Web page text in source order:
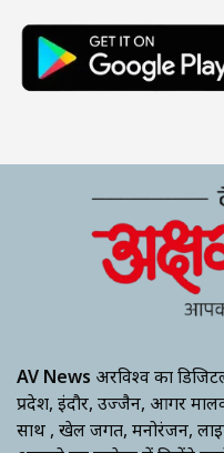
AV News अक्षरविश्व का
प्रदेश, इंदौर, उज्जैन, आगर
साथ , खेल जगत, मनोरंजन,